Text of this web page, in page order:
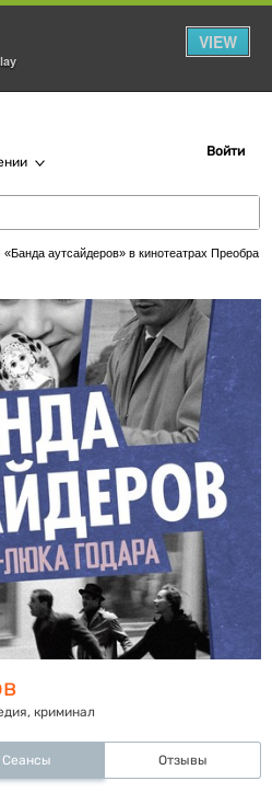
VIEW
Войти
аутсайдеров» в кинотеатрах Преображения. Купить билеты!
криминал
Сеансы Отзывы